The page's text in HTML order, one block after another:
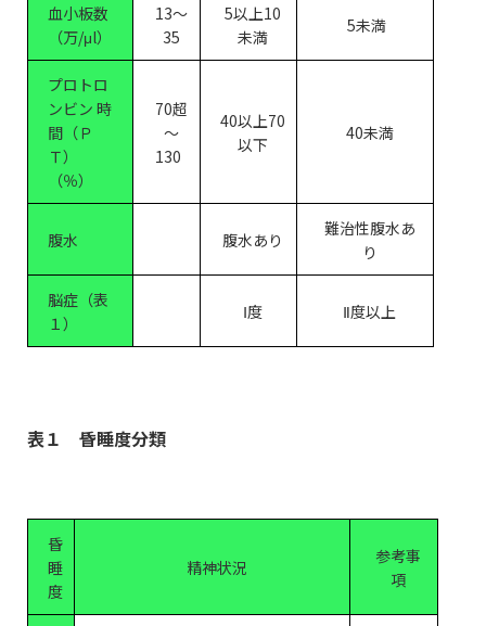
血小板数
（万/μl）
13～
35
5以上10
未満
5未満
プロトロ
ンビン 時
間（Ｐ
Ｔ）
（％）
70超
～
130
40以上70
以下
40未満
腹水 腹水あり
難治性腹水あ
り
脳症（表
１）
Ⅰ度 Ⅱ度以上
表１ 昏睡度分類
昏
睡
度
精神状況
参考事
項